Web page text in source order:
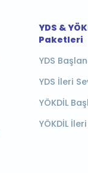
YDS &
Paketleri
YDS
YDS İleri
YÖKDİL
YÖKDİL